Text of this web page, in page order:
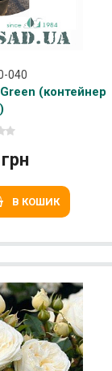
040
(контейнер
В КОШИК